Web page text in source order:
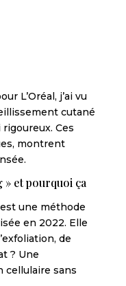
L’Oréal, j’ai vu
cutané
Ces
montrent
» et pourquoi ça
une méthode
en 2022. Elle
de
? Une
cellulaire sans